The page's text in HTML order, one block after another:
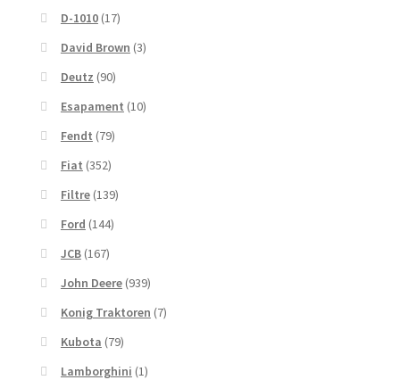
D-1010 (17)
David Brown (3)
Deutz (90)
Esapament (10)
Fendt (79)
Fiat (352)
Filtre (139)
Ford (144)
JCB (167)
John Deere (939)
Konig Traktoren (7)
Kubota (79)
Lamborghini (1)